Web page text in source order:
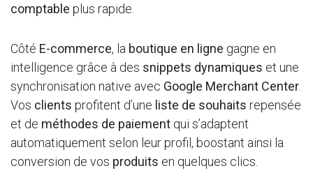
comptable plus rapide.
Côté E-commerce, la boutique en ligne gagne en
intelligence grâce à des snippets dynamiques et une
synchronisation native avec Google Merchant Center.
Vos clients profitent d’une liste de souhaits repensée
et de méthodes de paiement qui s’adaptent
automatiquement selon leur profil, boostant ainsi la
conversion de vos produits en quelques clics.